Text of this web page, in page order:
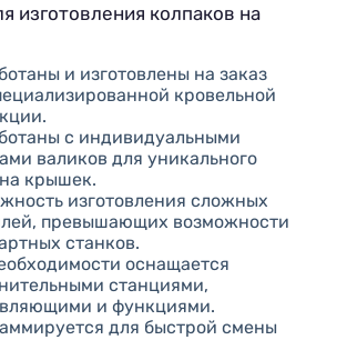
изготовления колпаков на
и изготовлены на заказ
кровельной
с индивидуальными
валиков для уникального
крышек.
изготовления сложных
превышающих возможности
станков.
оснащается
станциями,
и функциями.
для быстрой смены